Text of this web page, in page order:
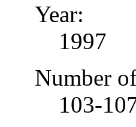
Year:
1997
Number
103-